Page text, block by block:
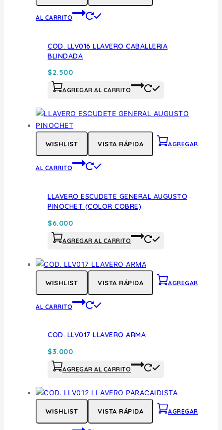
AL CARRITO
COD. LLV016 LLAVERO CABALLERIA
BLINDADA
$2.500
AGREGAR AL CARRITO
WISHLIST VISTA RÁPIDA AGREGAR
AL CARRITO
LLAVERO ESCUDETE GENERAL AUGUSTO
PINOCHET (COLOR COBRE)
$6.000
AGREGAR AL CARRITO
WISHLIST VISTA RÁPIDA AGREGAR
AL CARRITO
COD. LLV017 LLAVERO ARMA
$3.000
AGREGAR AL CARRITO
WISHLIST VISTA RÁPIDA AGREGAR